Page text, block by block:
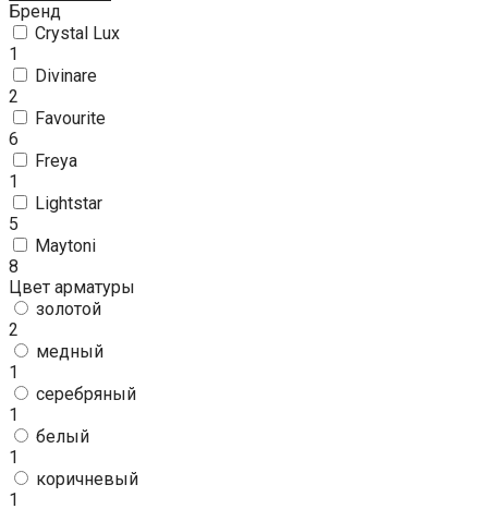
Бренд
Crystal Lux
1
Divinare
2
Favourite
6
Freya
1
Lightstar
5
Maytoni
8
Цвет арматуры
золотой
2
медный
1
серебряный
1
белый
1
коричневый
1